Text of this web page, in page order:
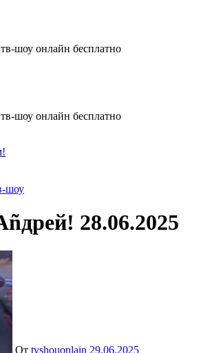
шоу онлайн бесплатно
шоу онлайн бесплатно
шоу
28.06.2025
От tvshouonlain 29.06.2025